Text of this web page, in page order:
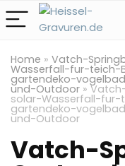
Home » Vatch-
Wasserfall-fur-teich-
gartendeko-
und-Outdoor »
solar-Wasserfall-fur-
gartendeko-
und-Outdoor
Vatch-